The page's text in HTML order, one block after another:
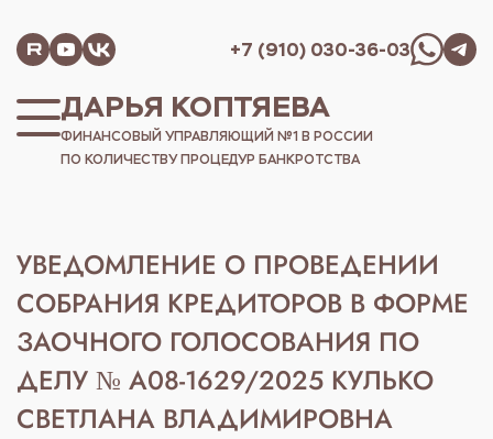
+7 (910) 030-36-03
ДАРЬЯ КОПТЯЕВА
ФИНАНСОВЫЙ УПРАВЛЯЮЩИЙ №1 В РОССИИ
ПО КОЛИЧЕСТВУ ПРОЦЕДУР БАНКРОТСТВА
УВЕДОМЛЕНИЕ О ПРОВЕДЕНИИ
СОБРАНИЯ КРЕДИТОРОВ В ФОРМЕ
ЗАОЧНОГО ГОЛОСОВАНИЯ ПО
ДЕЛУ № А08-1629/2025 КУЛЬКО
СВЕТЛАНА ВЛАДИМИРОВНА